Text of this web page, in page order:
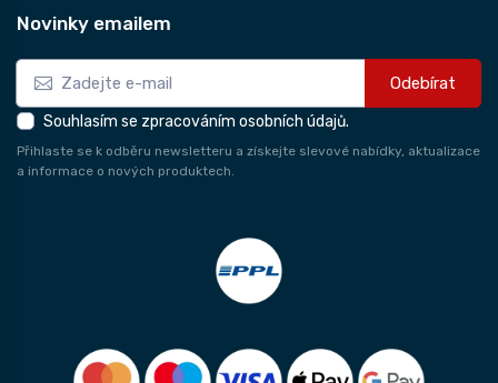
Novinky emailem
Odebírat
Souhlasím se zpracováním osobních údajů.
Přihlaste se k odběru newsletteru a získejte slevové nabídky, aktualizace
a informace o nových produktech.